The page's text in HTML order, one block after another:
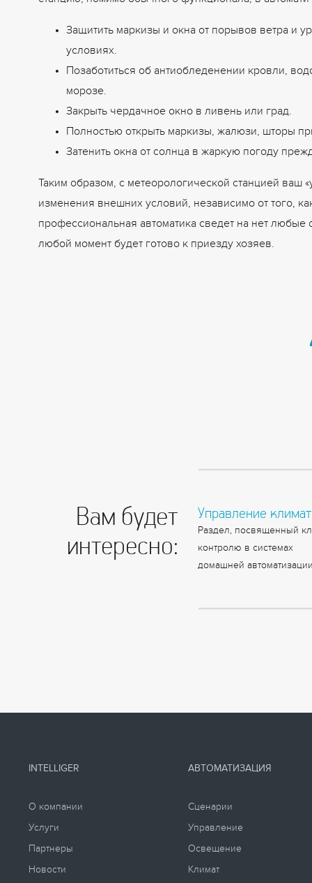
Защитить маркизы и окна от порывов ветра и
условиях.
Позаботиться об антиобледенении кровли,
морозе.
Закрыть чердачное окно в ливень или град.
Полностью открыть маркизы, жалюзи, шторы
Затенить окна от солнца в жаркую погоду
Таким образом, с метеорологической станцией
изменения внешних условий, независимо от того,
профессиональная автоматика сведет на нет
любой момент будет готово к приезду хозяев.
Вам будет
интересно:
Управление
Раздел, посвященный
контролю в системах
домашней
INTELLIGER
О компании
Услуги
Партнеры
Новости
АВТОМАТИЗАЦИЯ
Сценарии
Управление
Освещение
Климат